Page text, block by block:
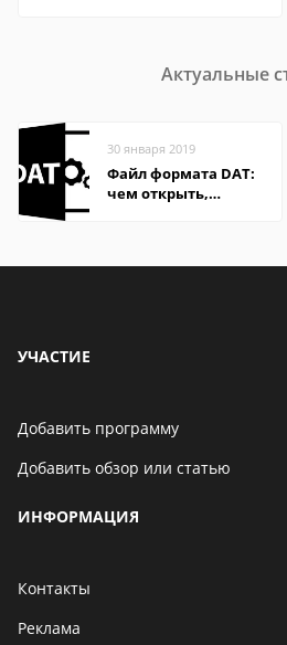
Актуальные
30 января 2019
Файл формата DAT:
чем открыть,
УЧАСТИЕ
Добавить программу
Добавить обзор или статью
ИНФОРМАЦИЯ
Контакты
Реклама